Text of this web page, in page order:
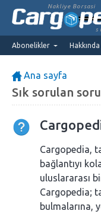
Nakliye Borsasi
Abonelikler Hakkında
Ana sayfa
Sık sorulan
Cargopedia,
bağlantıyı
uluslararası
Cargopedia;
bulmalarına,